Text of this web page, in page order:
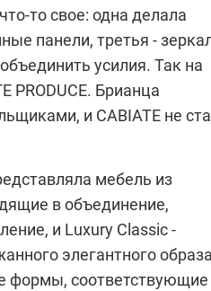
то свое: одна делала
панели, третья -
усилия. Так на
PRODUCE. Брианца
и CABIATE не
мебель из
в объединение,
и Luxury Classic -
элегантного
формы, соответствующие